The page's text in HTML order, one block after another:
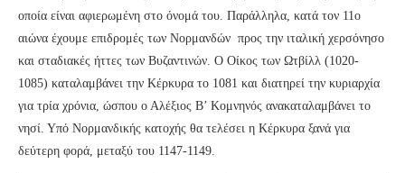
οποία είναι αφιερωμένη στο όνομά του. Παράλληλα, κατά τον 11ο
αιώνα έχουμε επιδρομές των Νορμανδών προς την ιταλική χερσόνησο
και σταδιακές ήττες των Βυζαντινών. Ο Οίκος των Ωτβίλλ (1020-
1085) καταλαμβάνει την Κέρκυρα το 1081 και διατηρεί την κυριαρχία
για τρία χρόνια, ώσπου ο Αλέξιος Β’ Κομνηνός ανακαταλαμβάνει το
νησί. Υπό Νορμανδικής κατοχής θα τελέσει η Κέρκυρα ξανά για
δεύτερη φορά, μεταξύ του 1147-1149.